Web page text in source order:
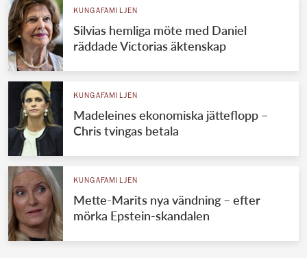
KUNGAFAMILJEN
Silvias hemliga möte med Daniel
räddade Victorias äktenskap
KUNGAFAMILJEN
Madeleines ekonomiska jätteflopp –
Chris tvingas betala
KUNGAFAMILJEN
Mette-Marits nya vändning – efter
mörka Epstein-skandalen